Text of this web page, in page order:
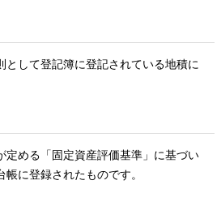
して登記簿に登記されている地積に
める「固定資産評価基準」に基づい
に登録されたものです。